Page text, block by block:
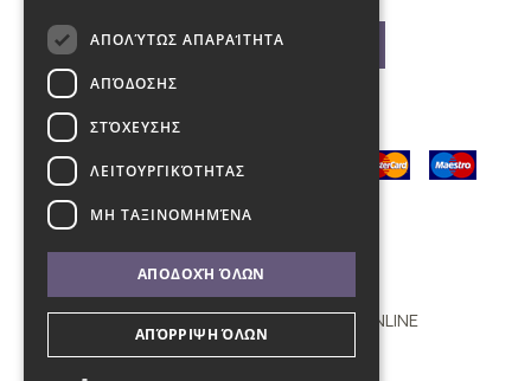
Βρείτε μας στο χάρτη
Copyright © 2011 - 2026 KYBOS ONLINE
with
by Darkpony
ΑΠΟΛΎΤΩΣ ΑΠΑΡΑΊΤΗΤΑ
ΑΠΌΔΟΣΗΣ
ΣΤΌΧΕΥΣΗΣ
ΛΕΙΤΟΥΡΓΙΚΌΤΗΤΑΣ
ΜΗ ΤΑΞΙΝΟΜΗΜΈΝΑ
ΑΠΟΔΟΧΉ ΌΛΩΝ
ΑΠΌΡΡΙΨΗ ΌΛΩΝ